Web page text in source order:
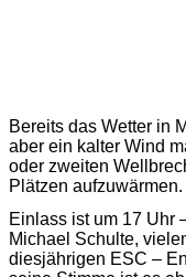
Bereits das Wetter in
aber ein kalter Wind
oder zweiten
Plätzen
Einlass ist um 17 Uhr
Michael Schulte,
diesjährigen ESC –